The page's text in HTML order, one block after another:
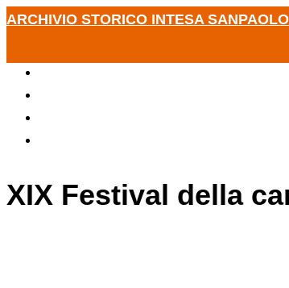
ARCHIVIO STORICO INTESA SANPAOLO
XIX Festival della